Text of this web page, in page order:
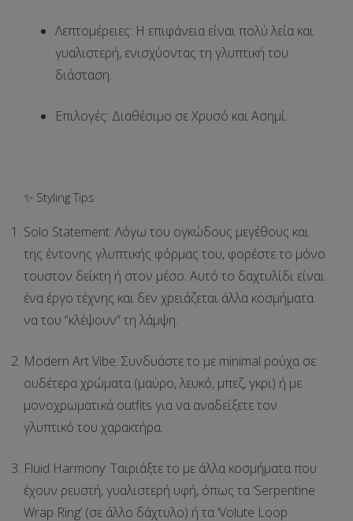
Λεπτομέρειες: Η επιφάνεια είναιπολύ λεία και
γυαλιστερή, ενισχύοντας τη γλυπτική του
διάσταση.
Επιλογές: Διαθέσιμο σεΧρυσό καιΑσημί.
✨ Styling Tips
Solo Statement: Λόγω του ογκώδους μεγέθους και
της έντονης γλυπτικής φόρμας του, φορέστε το μόνο
τουστον δείκτη ή στον μέσο. Αυτό το δαχτυλίδι είναι
ένα έργο τέχνης και δεν χρειάζεται άλλα κοσμήματα
να του “κλέψουν” τη λάμψη.
Modern Art Vibe: Συνδυάστε το με minimal ρούχα σε
ουδέτερα χρώματα (μαύρο, λευκό, μπεζ, γκρι) ή με
μονοχρωματικά outfits για να αναδείξετε τον
γλυπτικό του χαρακτήρα.
Fluid Harmony: Ταιριάξτε το με άλλα κοσμήματα που
έχουν ρευστή, γυαλιστερή υφή, όπως τα‘Serpentine
Wrap Ring’ (σε άλλο δάχτυλο) ή τα‘Volute Loop